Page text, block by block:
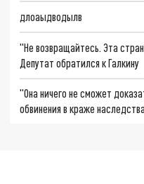
длоаыдводылв
"Не возвращайтесь. Эта
Депутат обратился к Галкину
"Она ничего не сможет
обвинения в краже наследства